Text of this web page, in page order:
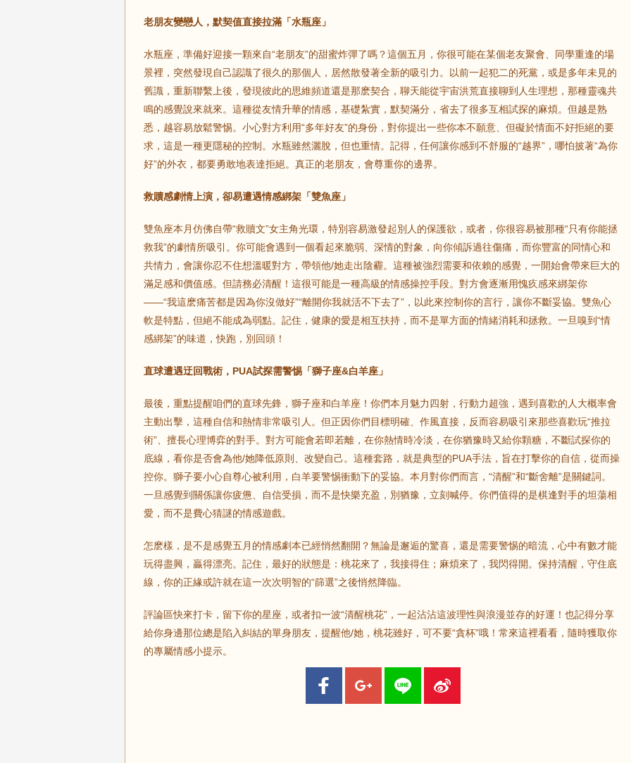
老朋友變戀人，默契值直接拉滿「水瓶座」
水瓶座，準備好迎接一顆來自“老朋友”的甜蜜炸彈了嗎？這個五月，你很可能在某個老友聚會、同學重逢的場
景裡，突然發現自己認識了很久的那個人，居然散發著全新的吸引力。以前一起犯二的死黨，或是多年未見的
舊識，重新聯繫上後，發現彼此的思維頻道還是那麽契合，聊天能從宇宙洪荒直接聊到人生理想，那種靈魂共
鳴的感覺說來就來。這種從友情升華的情感，基礎紮實，默契滿分，省去了很多互相試探的麻煩。但越是熟
悉，越容易放鬆警惕。小心對方利用“多年好友”的身份，對你提出一些你本不願意、但礙於情面不好拒絕的要
求，這是一種更隱秘的控制。水瓶雖然灑脫，但也重情。記得，任何讓你感到不舒服的“越界”，哪怕披著“為你
好”的外衣，都要勇敢地表達拒絕。真正的老朋友，會尊重你的邊界。
救贖感劇情上演，卻易遭遇情感綁架「雙魚座」
雙魚座本月仿佛自帶“救贖文”女主角光環，特別容易激發起別人的保護欲，或者，你很容易被那種“只有你能拯
救我”的劇情所吸引。你可能會遇到一個看起來脆弱、深情的對象，向你傾訴過往傷痛，而你豐富的同情心和
共情力，會讓你忍不住想溫暖對方，帶領他/她走出陰霾。這種被強烈需要和依賴的感覺，一開始會帶來巨大的
滿足感和價值感。但請務必清醒！這很可能是一種高級的情感操控手段。對方會逐漸用愧疚感來綁架你
——“我這麽痛苦都是因為你沒做好”“離開你我就活不下去了”，以此來控制你的言行，讓你不斷妥協。雙魚心
軟是特點，但絕不能成為弱點。記住，健康的愛是相互扶持，而不是單方面的情緒消耗和拯救。一旦嗅到“情
感綁架”的味道，快跑，別回頭！
直球遭遇迂回戰術，PUA試探需警惕「獅子座&白羊座」
最後，重點提醒咱們的直球先鋒，獅子座和白羊座！你們本月魅力四射，行動力超強，遇到喜歡的人大概率會
主動出擊，這種自信和熱情非常吸引人。但正因你們目標明確、作風直接，反而容易吸引來那些喜歡玩“推拉
術”、擅長心理博弈的對手。對方可能會若即若離，在你熱情時冷淡，在你猶豫時又給你顆糖，不斷試探你的
底線，看你是否會為他/她降低原則、改變自己。這種套路，就是典型的PUA手法，旨在打擊你的自信，從而操
控你。獅子要小心自尊心被利用，白羊要警惕衝動下的妥協。本月對你們而言，“清醒”和“斷舍離”是關鍵詞。
一旦感覺到關係讓你疲憊、自信受損，而不是快樂充盈，別猶豫，立刻喊停。你們值得的是棋逢對手的坦蕩相
愛，而不是費心猜謎的情感遊戲。
怎麽樣，是不是感覺五月的情感劇本已經悄然翻開？無論是邂逅的驚喜，還是需要警惕的暗流，心中有數才能
玩得盡興，贏得漂亮。記住，最好的狀態是：桃花來了，我接得住；麻煩來了，我閃得開。保持清醒，守住底
線，你的正緣或許就在這一次次明智的“篩選”之後悄然降臨。
評論區快來打卡，留下你的星座，或者扣一波“清醒桃花”，一起沾沾這波理性與浪漫並存的好運！也記得分享
給你身邊那位總是陷入糾結的單身朋友，提醒他/她，桃花雖好，可不要“貪杯”哦！常來這裡看看，隨時獲取你
的專屬情感小提示。